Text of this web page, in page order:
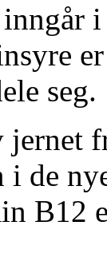
seg.
jernet
i de
B12